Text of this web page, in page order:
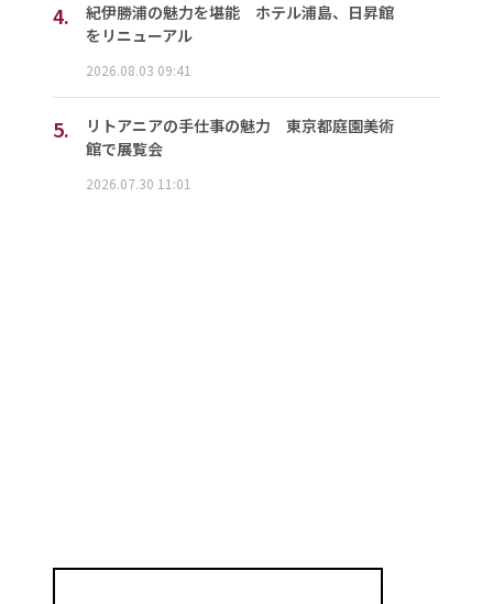
4.
紀伊勝浦の魅力を堪能 ホテル浦島、日昇館
をリニューアル
2026.08.03 09:41
5.
リトアニアの手仕事の魅力 東京都庭園美術
館で展覧会
2026.07.30 11:01